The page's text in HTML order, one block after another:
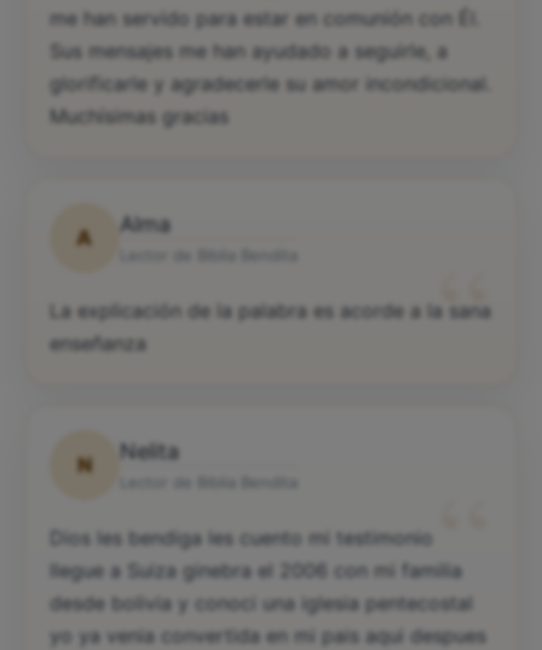
me han servido para estar en comunión con Él.
Sus mensajes me han ayudado a seguirle, a
glorificarle y agradecerle su amor incondicional.
Muchísimas gracias
A
Alma
“
La explicación de la palabra es acorde a la sana
enseñanza
N
Nelita
“
Dios les bendiga les cuento mi testimonio
llegue a Suiza ginebra el 2006 con mi familia
desde bolivia y conoci una iglesia pentecostal
yo ya venia convertida en mi pais aqui despues